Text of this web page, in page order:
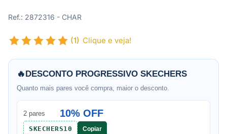
Ref.: 2872316 - CHAR
(1) Clique e veja!
🔥DESCONTO PROGRESSIVO SKECHERS
Quanto mais pares você compra, maior o desconto.
2 pares 10% OFF
SKECHERS10 Copiar